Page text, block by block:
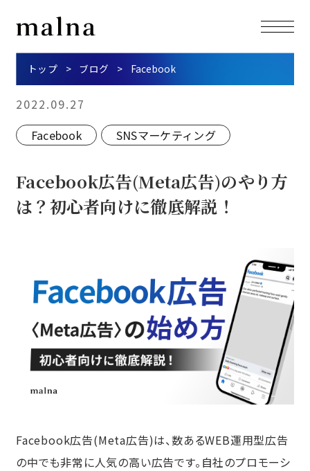
トップ ブログ Facebook
2022.09.27
Facebook
SNSマーケティング
Facebook広告(Meta広告)のやり方
は？初心者向けに徹底解説！
Facebook広告(Meta広告)は、数あるWEB運用型広告
の中でも非常に人気の高い広告です。自社のプロモーシ